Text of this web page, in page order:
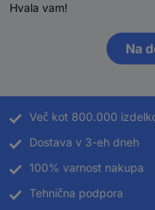
Hvala vam!
Na
Več kot 800.000
Dostava v 3-eh dneh
100% varnost nakupa
Tehnična podpora